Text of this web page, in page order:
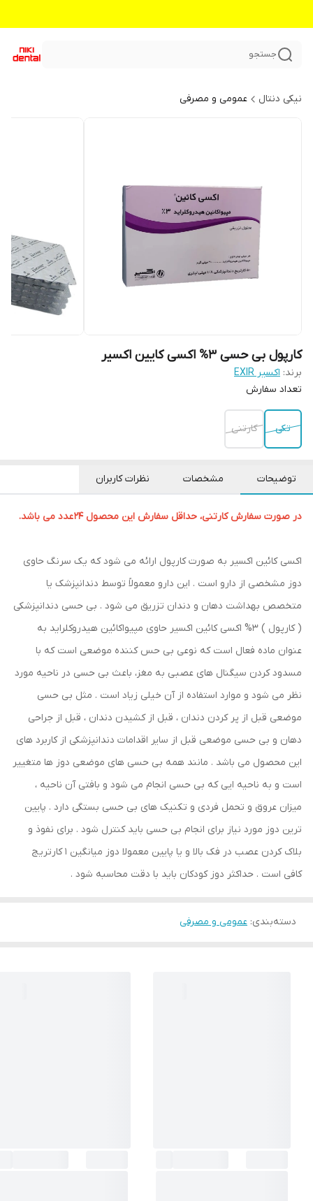
جستجو
نیکی دنتال عمومی و مصرفی
کارپول بی حسی 3% اکسی کایین اکسیر
برند: اکسیر EXIR
تعداد سفارش
تکی کارتنی
توضیحات مشخصات نظرات کاربران
در صورت سفارش کارتنی، حداقل سفارش این محصول ۲۴ عدد می باشد.
اکسی کائین اکسیر به صورت کارپول ارائه می شود که یک سرنگ حاوی
دوز مشخصی از دارو است . این دارو معمولاً توسط دندانپزشک یا
متخصص بهداشت دهان و دندان تزریق می شود . بی حسی دندانپزشکی
( کارپول ) 3% اکسی کائین اکسیر حاوی مپیواکائین هیدروکلراید به
عنوان ماده فعال است که نوعی بی حس کننده موضعی است که با
مسدود کردن سیگنال های عصبی به مغز، باعث بی حسی در ناحیه مورد
نظر می شود و موارد استفاده از آن خیلی زیاد است . مثل بی حسی
موضعی قبل از پر کردن دندان ، قبل از کشیدن دندان ، قبل از جراحی
دهان و بی حسی موضعی قبل از سایر اقدامات دندانپزشکی از کاربرد های
این محصول می باشد . مانند همه بی حسی های موضعی دوز ها متغییر
است و به ناحیه ایی که بی حسی انجام می شود و بافتی آن ناحیه ،
میزان عروق و تحمل فردی و تکنیک های بی حسی بستگی دارد . پایین
ترین دوز مورد نیاز برای انجام بی حسی باید کنترل شود . برای نفوذ و
بلاک کردن عصب در فک بالا و یا پایین معمولا دوز میانگین 1 کارتریج
کافی است . حداکثر دوز کودکان باید با دقت محاسبه شود .
دسته‌بندی: عمومی و مصرفی